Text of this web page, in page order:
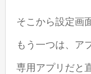
そこから設定画
もう一つは、ア
専用アプリだと